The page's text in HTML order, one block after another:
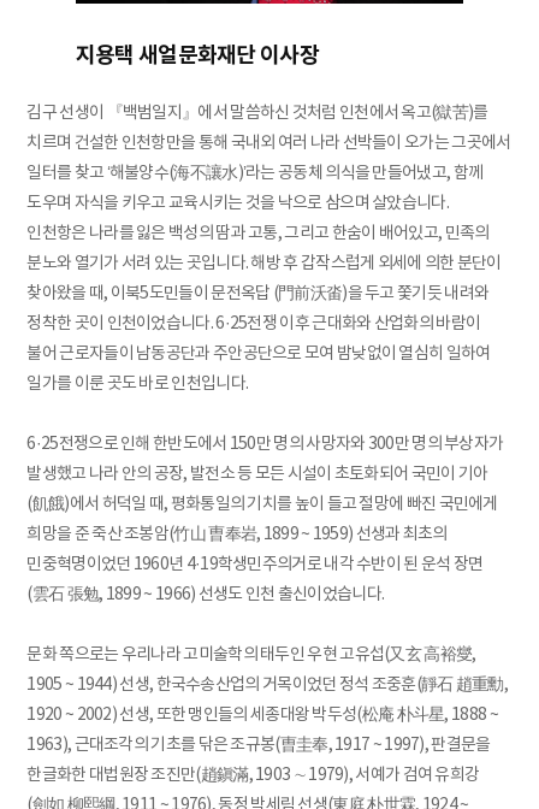
지용택 새얼문화재단 이사장
김구 선생이 『백범일지』에서 말씀하신 것처럼 인천에서 옥고(獄苦)를
치르며 건설한 인천항만을 통해 국내외 여러 나라 선박들이 오가는 그곳에서
일터를 찾고 ‘해불양수(海不讓水)’라는 공동체 의식을 만들어냈고, 함께
도우며 자식을 키우고 교육시키는 것을 낙으로 삼으며 살았습니다.
인천항은 나라를 잃은 백성의 땀과 고통, 그리고 한숨이 배어있고, 민족의
분노와 열기가 서려 있는 곳입니다. 해방 후 갑작스럽게 외세에 의한 분단이
찾아왔을 때, 이북5도민들이 문전옥답 (門前沃畓)을 두고 쫓기듯 내려와
정착한 곳이 인천이었습니다. 6·25전쟁 이후 근대화와 산업화의 바람이
불어 근로자들이 남동공단과 주안공단으로 모여 밤낮없이 열심히 일하여
일가를 이룬 곳도 바로 인천입니다.
6·25전쟁으로 인해 한반도에서 150만 명의 사망자와 300만 명의 부상자가
발생했고 나라 안의 공장, 발전소 등 모든 시설이 초토화되어 국민이 기아
(飢餓)에서 허덕일 때, 평화통일의 기치를 높이 들고 절망에 빠진 국민에게
희망을 준 죽산 조봉암(竹山 曺奉岩, 1899 ~ 1959) 선생과 최초의
민중혁명이었던 1960년 4·19학생민주의거로 내각 수반이 된 운석 장면
(雲石 張勉, 1899 ~ 1966) 선생도 인천 출신이었습니다.
문화 쪽으로는 우리나라 고미술학의 태두인 우현 고유섭(又玄 高裕燮,
1905 ~ 1944) 선생, 한국수송산업의 거목이었던 정석 조중훈(靜石 趙重勳,
1920 ~ 2002) 선생, 또한 맹인들의 세종대왕 박두성(松庵 朴斗星, 1888 ~
1963), 근대조각의 기초를 닦은 조규봉(曺圭奉, 1917 ~ 1997), 판결문을
한글화한 대법원장 조진만(趙鎭滿, 1903 ∼ 1979), 서예가 검여 유희강
(劍如 柳熙綱, 1911 ~ 1976), 동정 박세림 선생(東庭 朴世霖, 1924 ~